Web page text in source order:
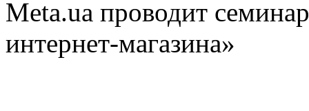
Meta.ua проводит
интернет-магазина»